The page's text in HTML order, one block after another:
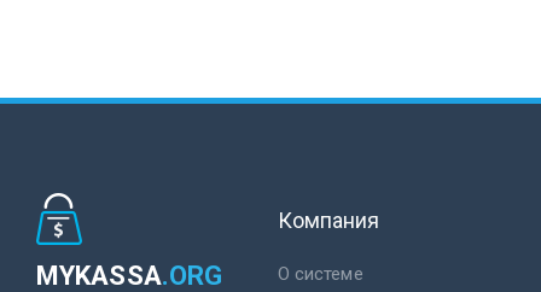
MYKASSA.ORG
Компания
О системе